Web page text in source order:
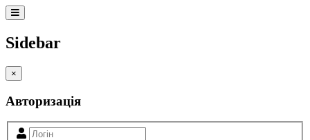
Sidebar
×
Авторизація